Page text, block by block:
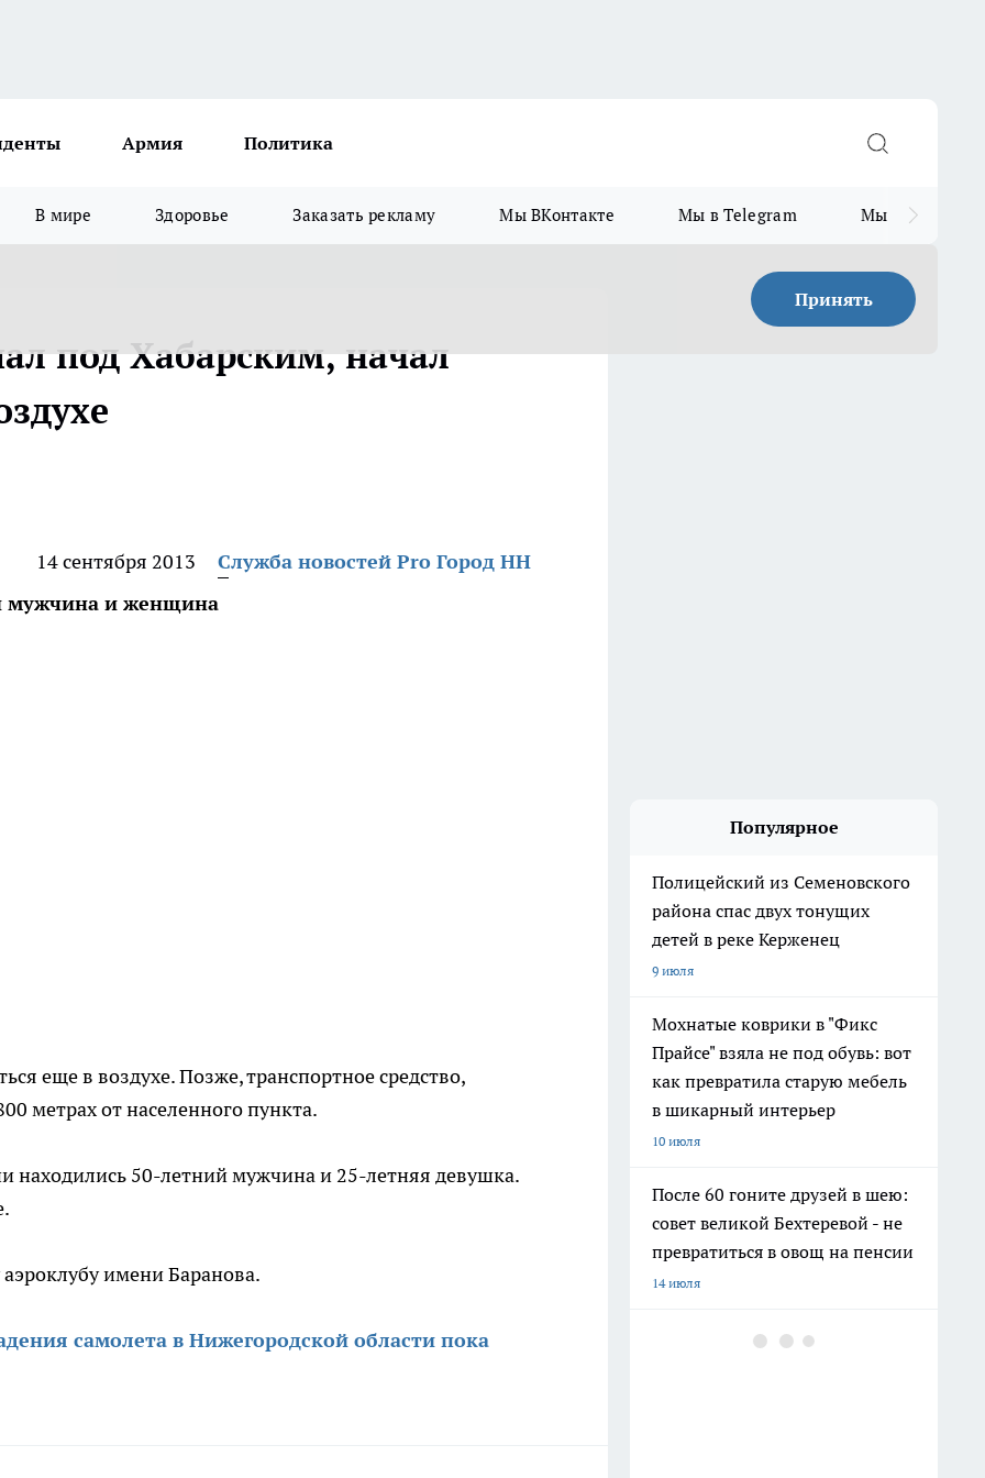
Армия Политика
В мире Здоровье Заказать рекламу Мы ВКонтакте Мы в Telegram Мы в MAX
Принять
под Хабарским, начал
14 сентября 2013
Служба новостей Pro Город НН
мужчина и женщина
еще в воздухе. Позже, транспортное средство,
метрах от населенного пункта.
находились 50-летний мужчина и 25-летняя девушка.
имени Баранова.
самолета в Нижегородской области пока
Популярное
Полицейский из Семеновского
района спас двух тонущих
детей в реке Керженец
9 июля
Мохнатые коврики в "Фикс
Прайсе" взяла не под обувь: вот
как превратила старую мебель
в шикарный интерьер
10 июля
После 60 гоните друзей в шею:
совет великой Бехтеревой - не
превратиться в овощ на пенсии
14 июля
Гигант с нежной душой: как